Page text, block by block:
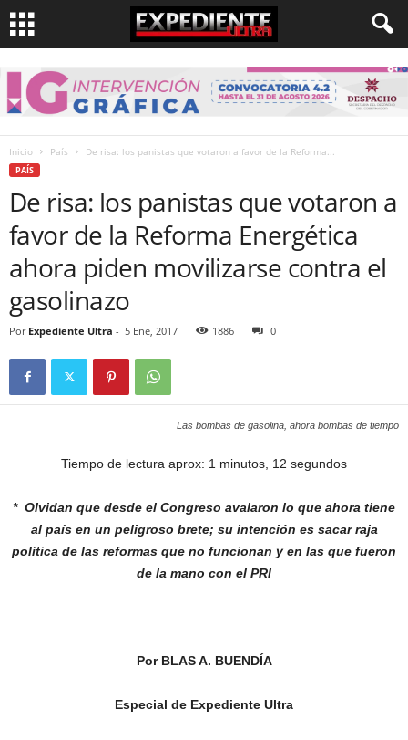
Inicio País De risa: los panistas que votaron a favor de la Reforma...
PAÍS
De risa: los panistas que votaron a
favor de la Reforma Energética
ahora piden movilizarse contra el
gasolinazo
Por Expediente Ultra - 5 Ene, 2017 1886 0
Las bombas de gasolina, ahora bombas de tiempo
Tiempo de lectura aprox: 1 minutos, 12 segundos
* Olvidan que desde el Congreso avalaron lo que ahora tiene
al país en un peligroso brete; su intención es sacar raja
política de las reformas que no funcionan y en las que fueron
de la mano con el PRI
Por BLAS A. BUENDÍA
Especial de Expediente Ultra